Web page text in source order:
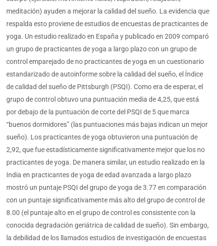
meditación) ayuden a mejorar la calidad del sueño. La evidencia que
respalda esto proviene de estudios de encuestas de practicantes de
yoga. Un estudio realizado en España y publicado en 2009 comparó
un grupo de practicantes de yoga a largo plazo con un grupo de
control emparejado de no practicantes de yoga en un cuestionario
estandarizado de autoinforme sobre la calidad del sueño, el Índice
de calidad del sueño de Pittsburgh (PSQI). Como era de esperar, el
grupo de control obtuvo una puntuación media de 4,25, que está
por debajo de la puntuación de corte del PSQI de 5 que marca
“buenos dormidores” (las puntuaciones más bajas indican un mejor
sueño). Los practicantes de yoga obtuvieron una puntuación de
2,92, que fue estadísticamente significativamente mejor que los no
practicantes de yoga. De manera similar, un estudio realizado en la
India en practicantes de yoga de edad avanzada a largo plazo
mostró un puntaje PSQI del grupo de yoga de 3.77 en comparación
con un puntaje significativamente más alto del grupo de control de
8.00 (el puntaje alto en el grupo de control es consistente con la
conocida degradación geriátrica de calidad de sueño). Sin embargo,
la debilidad de los llamados estudios de investigación de encuestas